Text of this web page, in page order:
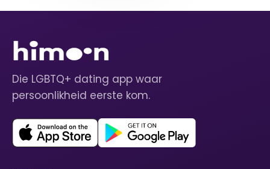
Die LGBTQ+ dating app waar
persoonlikheid eerste kom.